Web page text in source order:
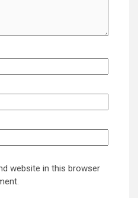
website in this browser